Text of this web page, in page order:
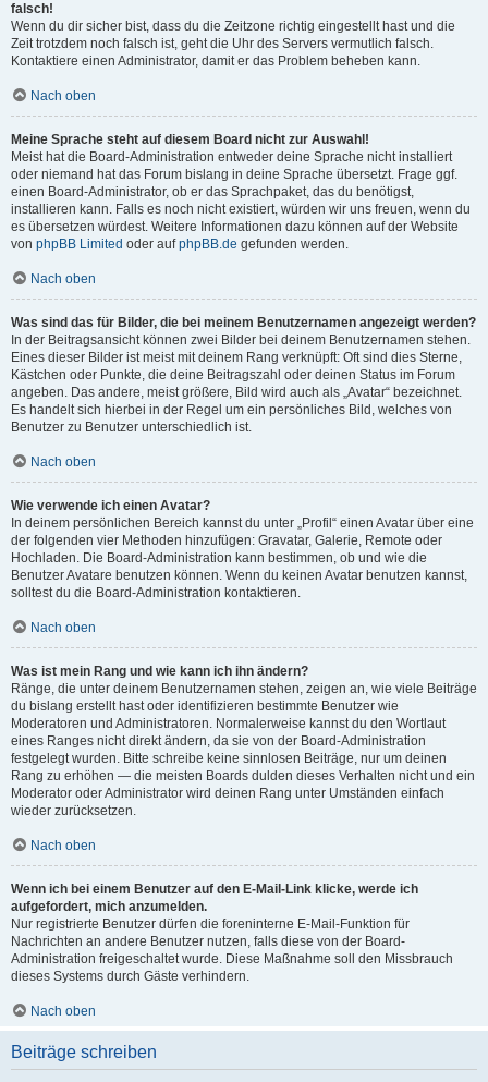
falsch!
Wenn du dir sicher bist, dass du die Zeitzone richtig eingestellt hast und die
Zeit trotzdem noch falsch ist, geht die Uhr des Servers vermutlich falsch.
Kontaktiere einen Administrator, damit er das Problem beheben kann.
Nach oben
Meine Sprache steht auf diesem Board nicht zur Auswahl!
Meist hat die Board-Administration entweder deine Sprache nicht installiert
oder niemand hat das Forum bislang in deine Sprache übersetzt. Frage ggf.
einen Board-Administrator, ob er das Sprachpaket, das du benötigst,
installieren kann. Falls es noch nicht existiert, würden wir uns freuen, wenn du
es übersetzen würdest. Weitere Informationen dazu können auf der Website
von phpBB Limited oder aufphpBB.de gefunden werden.
Nach oben
Was sind das für Bilder, die bei meinem Benutzernamen angezeigt werden?
In der Beitragsansicht können zwei Bilder bei deinem Benutzernamen stehen.
Eines dieser Bilder ist meist mit deinem Rang verknüpft: Oft sind dies Sterne,
Kästchen oder Punkte, die deine Beitragszahl oder deinen Status im Forum
angeben. Das andere, meist größere, Bild wird auch als „Avatar“ bezeichnet.
Es handelt sich hierbei in der Regel um ein persönliches Bild, welches von
Benutzer zu Benutzer unterschiedlich ist.
Nach oben
Wie verwende ich einen Avatar?
In deinem persönlichen Bereich kannst du unter „Profil“ einen Avatar über eine
der folgenden vier Methoden hinzufügen: Gravatar, Galerie, Remote oder
Hochladen. Die Board-Administration kann bestimmen, ob und wie die
Benutzer Avatare benutzen können. Wenn du keinen Avatar benutzen kannst,
solltest du die Board-Administration kontaktieren.
Nach oben
Was ist mein Rang und wie kann ich ihn ändern?
Ränge, die unter deinem Benutzernamen stehen, zeigen an, wie viele Beiträge
du bislang erstellt hast oder identifizieren bestimmte Benutzer wie
Moderatoren und Administratoren. Normalerweise kannst du den Wortlaut
eines Ranges nicht direkt ändern, da sie von der Board-Administration
festgelegt wurden. Bitte schreibe keine sinnlosen Beiträge, nur um deinen
Rang zu erhöhen — die meisten Boards dulden dieses Verhalten nicht und ein
Moderator oder Administrator wird deinen Rang unter Umständen einfach
wieder zurücksetzen.
Nach oben
Wenn ich bei einem Benutzer auf den E-Mail-Link klicke, werde ich
aufgefordert, mich anzumelden.
Nur registrierte Benutzer dürfen die foreninterne E-Mail-Funktion für
Nachrichten an andere Benutzer nutzen, falls diese von der Board-
Administration freigeschaltet wurde. Diese Maßnahme soll den Missbrauch
dieses Systems durch Gäste verhindern.
Nach oben
Beiträge schreiben